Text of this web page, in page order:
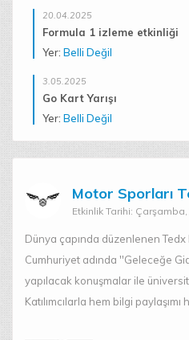
f241210100@ktun.edu.tr
Doğukan Rıfat
f231222089@ktun.edu.tr
Abdülkadir Çakat
Disiplin Kurulu
Vahide Nur Küçük
Muhasip Üye
Abdullah Enes
Otomasyon Sorumlusu
f241219024@ktun.edu.tr
20.04.2025
Formula 1 izleme etkinliği
Yer: Belli Değil
3.05.2025
Go Kart Yarışı
Yer: Belli Değil
Motor Sporları
Etkinlik Tarihi:
Dünya çapında düzenlenen
Cumhuriyet adında ''Geleceğe
yapılacak konuşmalar ile
Katılımcılarla hem bilgi